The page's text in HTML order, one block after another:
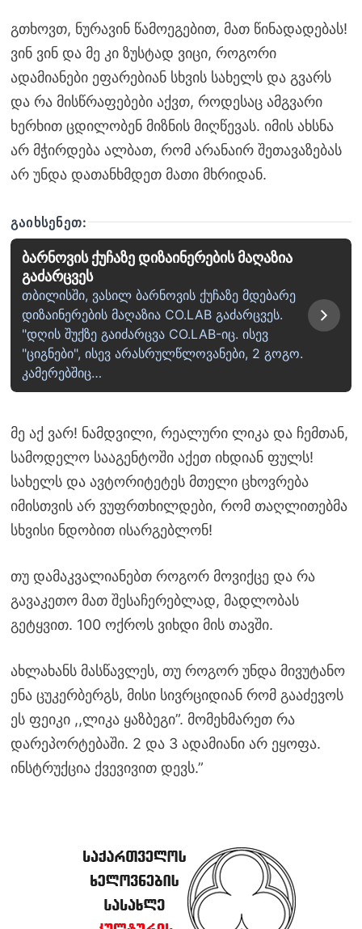
გთხოვთ, ნურავინ წამოეგებით, მათ წინადადებას!
ვინ ვინ და მე კი ზუსტად ვიცი, როგორი
ადამიანები ეფარებიან სხვის სახელს და გვარს
და რა მისწრაფებები აქვთ, როდესაც ამგვარი
ხერხით ცდილობენ მიზნის მიღწევას. იმის ახსნა
არ მჭირდება ალბათ, რომ არანაირ შეთავაზებას
არ უნდა დათანხმდეთ მათი მხრიდან.
ᲒᲐᲘᲮᲡᲔᲜᲔᲗ:
ბარნოვის ქუჩაზე დიზაინერების მაღაზია
გაძარცვეს
თბილისში, ვასილ ბარნოვის ქუჩაზე მდებარე
დიზაინერების მაღაზია CO.LAB გაძარცვეს.
"დღის შუქზე გაიძარცვა CO.LAB-იც. ისევ
"ციგნები", ისევ არასრულწლოვანები, 2 გოგო.
კამერებშიც…
მე აქ ვარ! ნამდვილი, რეალური ლიკა და ჩემთან,
სამოდელო სააგენტოში აქეთ იხდიან ფულს!
სახელს და ავტორიტეტეს მთელი ცხოვრება
იმისთვის არ ვუფრთხილდები, რომ თაღლითებმა
სხვისი ნდობით ისარგებლონ!
თუ დამაკვალიანებთ როგორ მოვიქცე და რა
გავაკეთო მათ შესაჩერებლად, მადლობას
გეტყვით. 100 ოქროს ვიხდი მის თავში.
ახლახანს მასწავლეს, თუ როგორ უნდა მივუტანო
ენა ცუკერბერგს, მისი სივრციდიან რომ გააძევოს
ეს ფეიკი ,,ლიკა ყაზბეგი”. მომეხმარეთ რა
დარეპორტებაში. 2 და 3 ადამიანი არ ეყოფა.
ინსტრუქცია ქვევივით დევს.”